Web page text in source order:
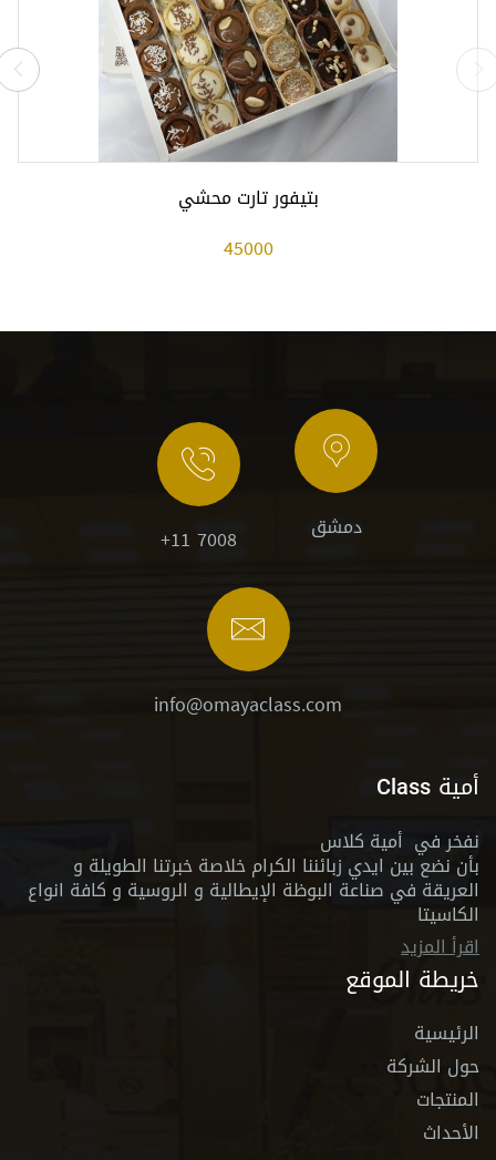
بتيفور تارت محشي
45000
دمشق +11 7008
info@omayaclass.com
أمية Class
نفخر في أمية كلاس
بأن نضع بين ايدي زبائننا الكرام خلاصة خبرتنا الطويلة و
العريقة في صناعة البوظة الإيطالية و الروسية و كافة انواع
الكاسيتا
اقرأ المزيد
خريطة الموقع
الرئيسية
حول الشركة
المنتجات
الأحداث